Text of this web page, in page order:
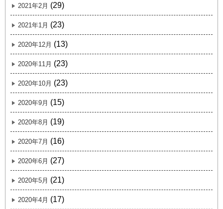
2021年2月 (29)
2021年1月 (23)
2020年12月 (13)
2020年11月 (23)
2020年10月 (23)
2020年9月 (15)
2020年8月 (19)
2020年7月 (16)
2020年6月 (27)
2020年5月 (21)
2020年4月 (17)